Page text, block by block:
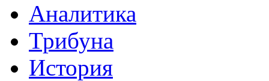
Аналитика
Трибуна
История